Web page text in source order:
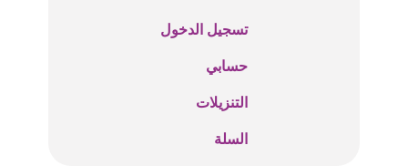
تسجيل الدخول
حسابي
التنزيلات
السلة